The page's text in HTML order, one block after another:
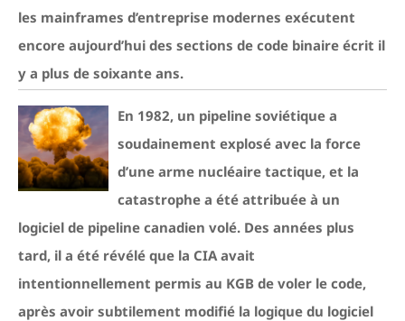
les mainframes d’entreprise modernes exécutent
encore aujourd’hui des sections de code binaire écrit il
y a plus de soixante ans.
En 1982, un pipeline soviétique a
soudainement explosé avec la force
d’une arme nucléaire tactique, et la
catastrophe a été attribuée à un
logiciel de pipeline canadien volé. Des années plus
tard, il a été révélé que la CIA avait
intentionnellement permis au KGB de voler le code,
après avoir subtilement modifié la logique du logiciel